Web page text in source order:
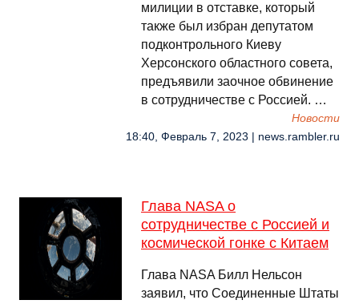
милиции в отставке, который
также был избран депутатом
подконтрольного Киеву
Херсонского областного совета,
предъявили заочное обвинение
в сотрудничестве с Россией. …
Новости
18:40, Февраль 7, 2023 | news.rambler.ru
Глава NASA о
сотрудничестве с Россией и
космической гонке с Китаем
Глава NASA Билл Нельсон
заявил, что Соединенные Штаты